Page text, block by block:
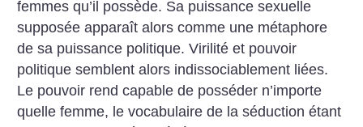
femmes qu’il possède. Sa puissance sexuelle
supposée apparaît alors comme une métaphore
de sa puissance politique. Virilité et pouvoir
politique semblent alors indissociablement liées.
Le pouvoir rend capable de posséder n’importe
quelle femme, le vocabulaire de la séduction étant